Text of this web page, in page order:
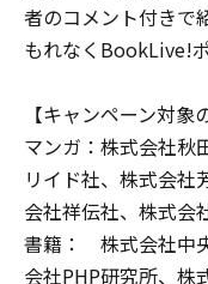
者のコメント付きで
もれなくBookLive!
【キャンペーン対象
マンガ：株式会社秋
リイド社、株式会社
会社祥伝社、株式会
書籍： 株式会社中
会社PHP研究所、株